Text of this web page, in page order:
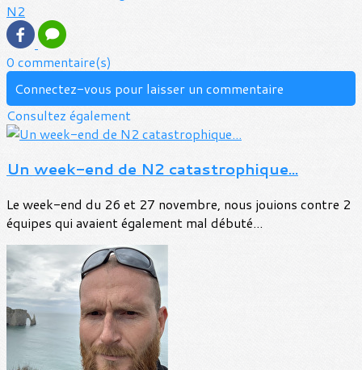
N2
0 commentaire(s)
Connectez-vous pour laisser un commentaire
Consultez également
Un week-end de N2 catastrophique...
Le week-end du 26 et 27 novembre, nous jouions contre 2
équipes qui avaient également mal débuté...